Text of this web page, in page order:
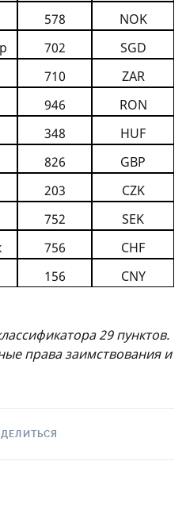
578
NOK
702
SGD
710
ZAR
946
RON
348
HUF
826
GBP
203
CZK
752
SEK
756
CHF
156 CNY
29 пунктов.
права заимствования и